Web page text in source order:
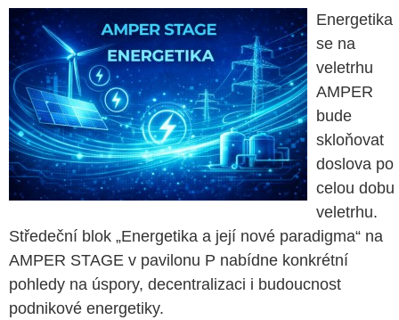
Energetika
se na
veletrhu
AMPER
bude
skloňovat
doslova po
celou dobu
veletrhu.
Středeční blok „Energetika a její nové paradigma“ na
AMPER STAGE v pavilonu P nabídne konkrétní
pohledy na úspory, decentralizaci i budoucnost
podnikové energetiky.